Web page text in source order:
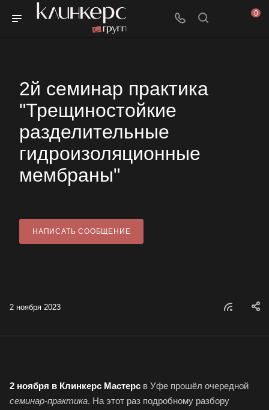
0
2й семинар практика
"Трещиностойкие
разделительные
гидроизоляционные
мембраны"
НАПИСАТЬ СООБЩЕНИЕ
2 ноября 2023
2 ноября в Клинкерс Мастерс в Уфе прошёл очередной
семинар-практика. На этот раз подробному разбору